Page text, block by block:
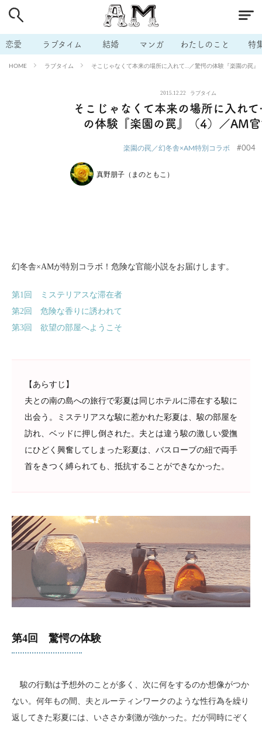
恋愛 ラブタイム 結婚 マンガ わたしのこと 特
HOME ラブタイム そこじゃなくて本来の場所に入れて…／驚愕の体験『楽園の罠』
2015.12.22 ラブタイム
そこじゃなくて本来の場所に入れ
の体験『楽園の罠』（4）／AM
楽園の罠／幻冬舎×AM特別コラボ #004
真野朋子（まのともこ）
幻冬舎×AMが特別コラボ！危険な官能小説をお届けします。
第1回 ミステリアスな滞在者
第2回 危険な香りに誘われて
第3回 欲望の部屋へようこそ
【あらすじ】
夫との南の島への旅行で彩夏は同じホテルに滞在する駿に
出会う。ミステリアスな駿に惹かれた彩夏は、駿の部屋を
訪れ、ベッドに押し倒された。夫とは違う駿の激しい愛撫
にひどく興奮してしまった彩夏は、バスローブの紐で両手
首をきつく縛られても、抵抗することができなかった。
第4回 驚愕の体験
駿の行動は予想外のことが多く、次に何をするのか想像がつか
ない。何年もの間、夫とルーティンワークのような性行為を繰り
返してきた彩夏には、いささか刺激が強かった。だが同時にぞく
# 男の本音 # セフレ # 不倫
# 出会う方法 # マッチングアプリ # ラブグッズ # 体の相